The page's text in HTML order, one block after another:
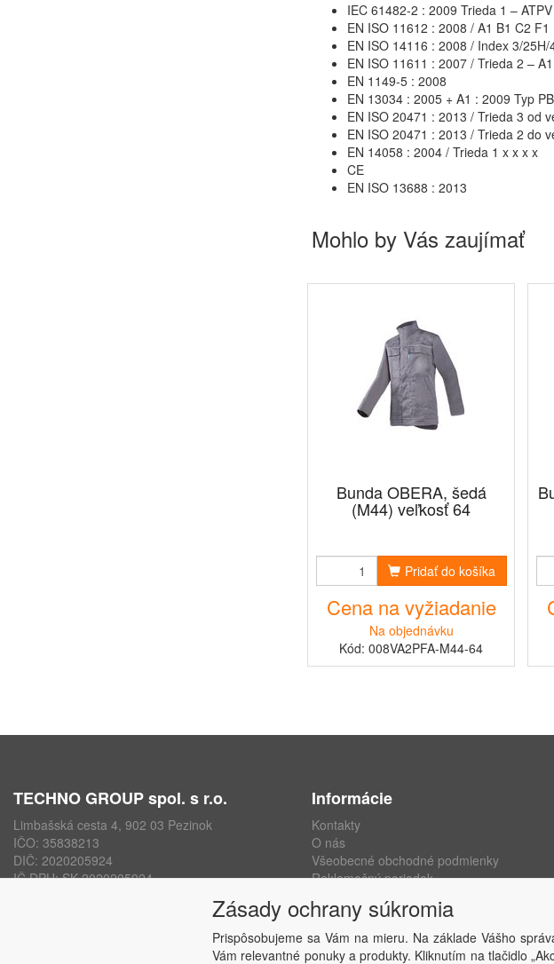
IEC 61482-2 : 2009 Trieda 1 –
EN ISO 11612 : 2008 / A1 B1 C2 F1
EN ISO 14116 : 2008 / Index 3/25H/
EN ISO 11611 : 2007 / Trieda 2 – A1
EN 1149-5 : 2008
EN 13034 : 2005 + A1 : 2009 Typ
EN ISO 20471 : 2013 / Trieda 3 od
EN ISO 20471 : 2013 / Trieda 2 do
EN 14058 : 2004 / Trieda 1 x x x x
CE
EN ISO 13688 : 2013
Mohlo by Vás zaujímať
Bunda OBERA, šedá
(M44) veľkosť 64
Pridať do košíka
Cena na vyžiadanie
Na objednávku
Kód: 008VA2PFA-M44-64
TECHNO GROUP spol. s r.o.
Limbašská cesta 4, 902 03 Pezinok
IČO: 35838213
DIČ: 2020205924
IČ DPH: SK 2020205924
Informácie
Kontakty
O nás
Všeobecné obchodné podmienky
Reklamačný poriadok
Nastavenie súkromia
Odstúpenie od zmluvy
Zásady ochrany súkromia
Prispôsobujeme sa Vám na mieru. Na základe Vášho
Vám relevantné ponuky a produkty. Kliknutím na tlačidlo